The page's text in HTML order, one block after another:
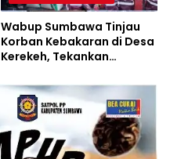
Wabup Sumbawa Tinjau
Korban Kebakaran di Desa
Kerekeh, Tekankan